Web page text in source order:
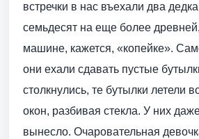
встречки в нас въехали два
семьдесят на еще более
машине, кажется, «копейке».
они ехали сдавать пустые
столкнулись, те бутылки летели
окон, разбивая стекла. У них
вынесло. Очаровательная